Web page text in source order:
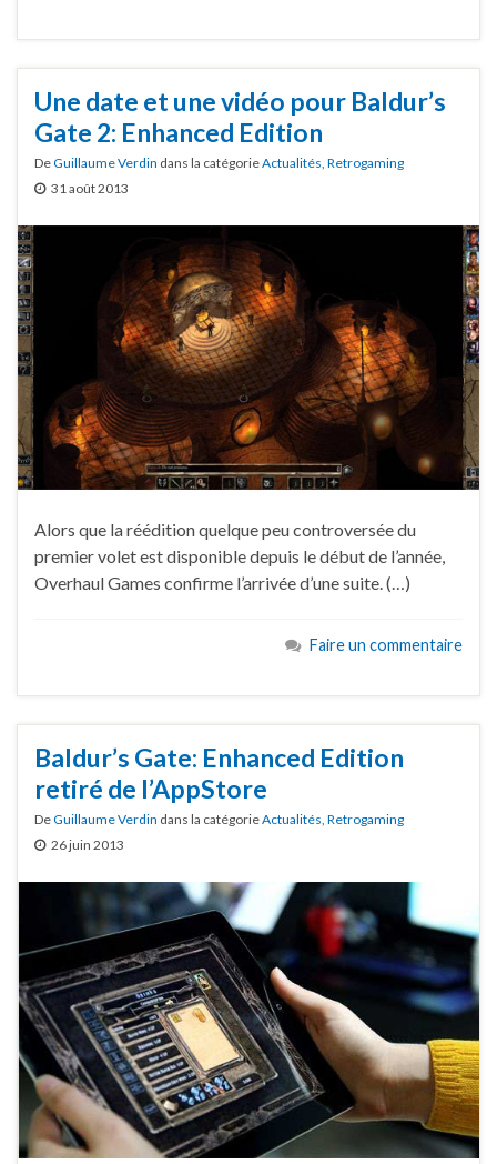
Une date et une vidéo pour Baldur’s
Gate 2: Enhanced Edition
DeGuillaume Verdin dans la catégorieActualités, Retrogaming
31 août 2013
Alors que la réédition quelque peu controversée du
premier volet est disponible depuis le début de l’année,
Overhaul Games confirme l’arrivée d’une suite. (…)
Faire un commentaire
Baldur’s Gate: Enhanced Edition
retiré de l’AppStore
DeGuillaume Verdin dans la catégorieActualités Retrogaming
26 juin 2013